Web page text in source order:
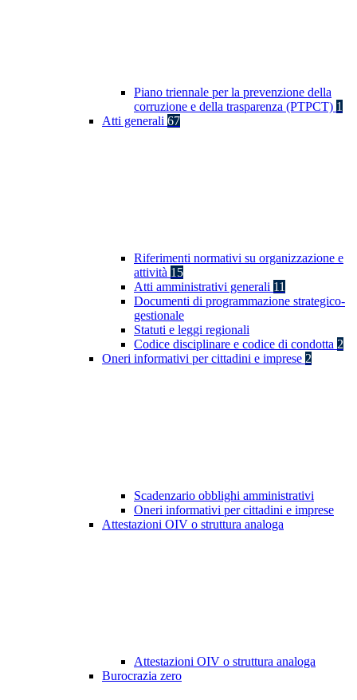
Piano triennale per la prevenzione della
corruzione e della trasparenza (PTPCT) 1
Atti generali 67
Riferimenti normativi su organizzazione e
attività 15
Atti amministrativi generali 11
Documenti di programmazione strategico-
gestionale
Statuti e leggi regionali
Codice disciplinare e codice di condotta 2
Oneri informativi per cittadini e imprese 2
Scadenzario obblighi amministrativi
Oneri informativi per cittadini e imprese
Attestazioni OIV o struttura analoga
Attestazioni OIV o struttura analoga
Burocrazia zero